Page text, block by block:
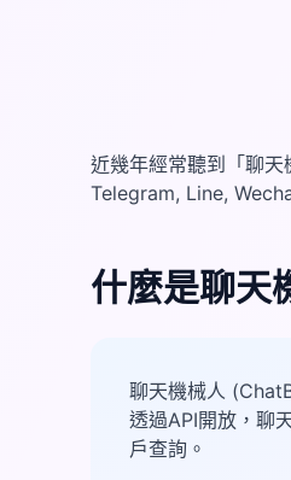
近幾年經常聽到「聊
Telegram, Line,
什麼是聊
聊天機械人
透過API開放，聊
戶查詢。